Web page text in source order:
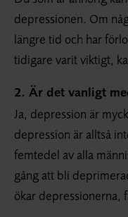
depressionen. Om
längre tid och har
tidigare varit viktigt,
2. Är det vanligt
Ja, depression är
depression är alltså
femtedel av alla
gång att bli
ökar depressionerna,